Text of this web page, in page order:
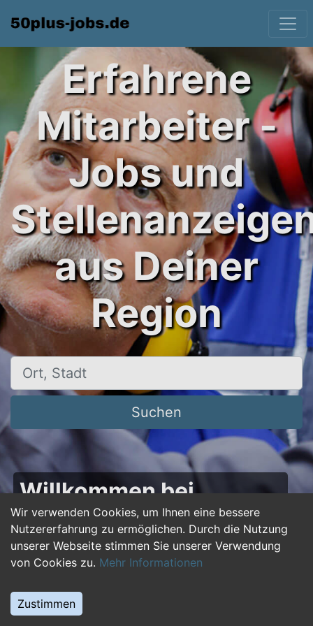
Wir verwenden Cookies, um Ihnen eine bessere
Nutzererfahrung zu ermöglichen. Durch die Nutzung
unserer Webseite stimmen Sie unserer Verwendung
von Cookies zu. Mehr Informationen
Zustimmen
Erfahrene
Mitarbeiter -
Jobs und
aus Deiner
Region
Ort, Stadt
Suchen
Willkommen bei
50plus-jobs.de – Dein
Portal für Jobs ab 50!
Du bist über 50 und suchst nach einer neuen
beruflichen Herausforderung oder einem
Jobwechsel? Auf